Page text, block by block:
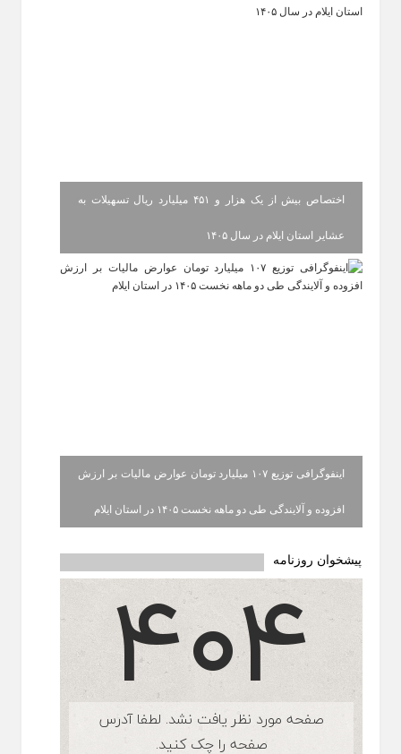
اختصاص بیش از یک هزار و ۴۵۱ میلیارد ریال تسهیلات به
عشایر استان ایلام در سال ۱۴۰۵
اینفوگرافی توزیع ۱۰۷ میلیارد تومان عوارض مالیات بر ارزش
افزوده و آلایندگی طی دو ماهه نخست ۱۴۰۵ در استان ایلام
پیشخوان روزنامه